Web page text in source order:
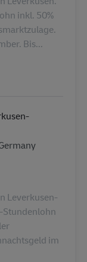
inkl. 50%
Bis...
Leverkusen-
Stundenlohn
im